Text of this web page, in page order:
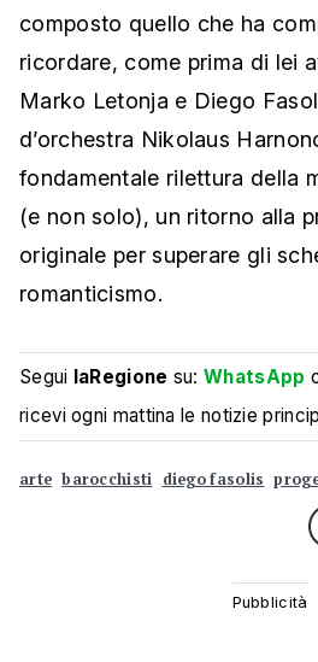
composto quello che ha
ricordare, come prima di lei
Marko Letonja e Diego
d’orchestra Nikolaus
fondamentale rilettura della
(e non solo), un ritorno alla
originale per superare gli
romanticismo.
Segui laRegione su:WhatsApp
ricevi ogni mattina le notizie
arte barocchisti diego fasolis